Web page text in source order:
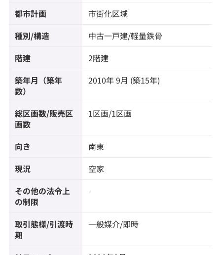
都市計画 市街化区域
種別/構造 中古一戸建/軽量鉄骨
階建 2階建
築年月（築年
数）
2010年 9月 (築15年)
総区画数/販売区
画数
1区画/1区画
向き 南東
現況 空家
その他の法令上
の制限
-
取引態様/引渡時
期
一般媒介/即時